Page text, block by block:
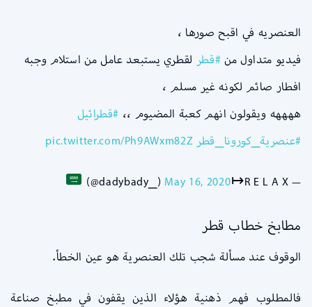
العنصريه في اقبح صورها ،
فيديو متداول من #قطر لقطري يستبعد عامل من استلام وجبه
افطار صائم لكونه غير مسلم ،
ههههه ويقولون انهم كعبة المضيوم ،، #قطرائيل
#عنصرية_كورونا_قطر pic.twitter.com/Ph9AWxm82Z
— R E L A X↦⁦⁦⁦
⁩ (@dadybady_) May 16, 2020
مطابخ خطاب قطر
الوقوف عند مسألة شجب تلك العنصرية هو عين الخطأ.
فالمطلوب فهم ذهنية هؤلاء الذين يقفون في مطبخ صناعة